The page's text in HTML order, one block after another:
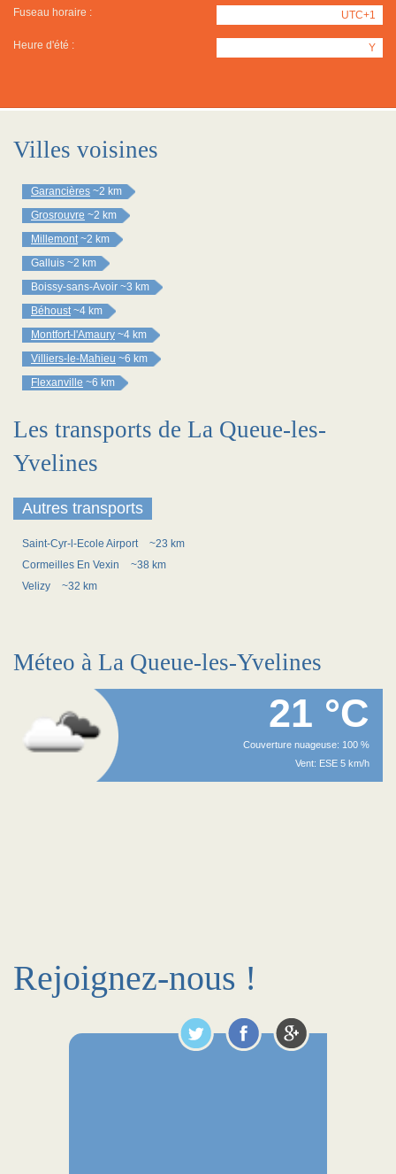
Fuseau horaire : UTC+1
Heure d'été : Y
Villes voisines
Garancières ~2 km
Grosrouvre ~2 km
Millemont ~2 km
Galluis ~2 km
Boissy-sans-Avoir ~3 km
Béhoust ~4 km
Montfort-l'Amaury ~4 km
Villiers-le-Mahieu ~6 km
Flexanville ~6 km
Les transports de La Queue-les-
Yvelines
Autres transports
Saint-Cyr-l-Ecole Airport
~23 km
Cormeilles En Vexin
~38 km
Velizy
~32 km
Méteo à La Queue-les-Yvelines
21 °C
Couverture nuageuse: 100 %
Vent: ESE 5 km/h
Rejoignez-nous !